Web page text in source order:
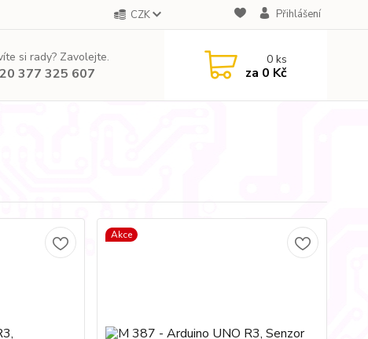
CZK Přihlášení
si rady? Zavolejte.
377 325 607
0ks
za 0 Kč
Akce